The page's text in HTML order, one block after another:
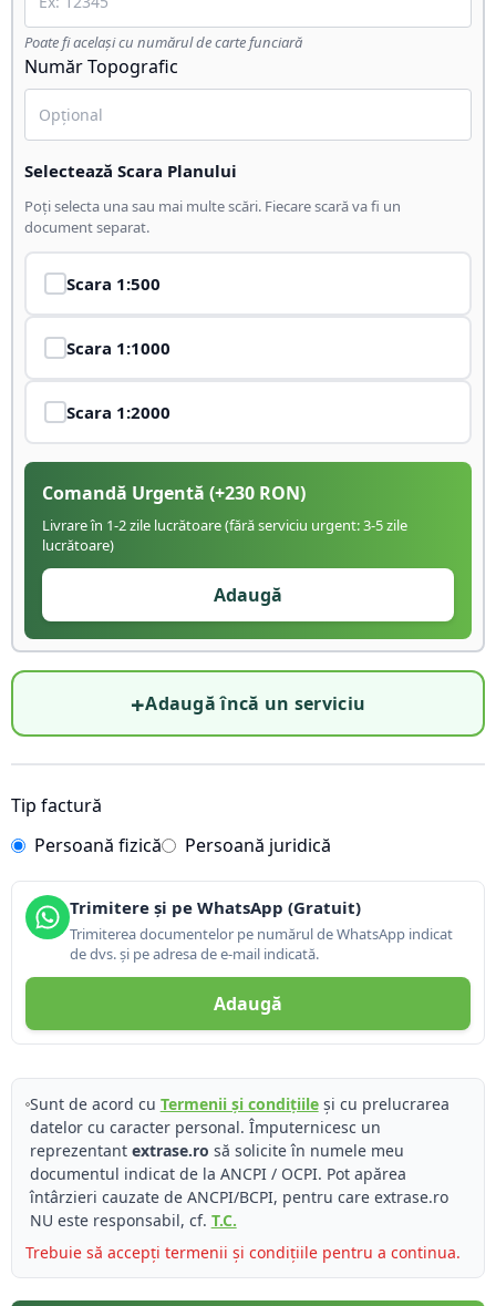
Poate fi același cu numărul de carte funciară
Număr Topografic
Selectează Scara Planului
Poți selecta una sau mai multe scări. Fiecare scară va fi un
document separat.
Scara 1:500
Scara 1:1000
Scara 1:2000
Comandă Urgentă (+230 RON)
Livrare în 1-2 zile lucrătoare (fără serviciu urgent: 3-5 zile
lucrătoare)
Adaugă
+Adaugă încă un serviciu
Tip factură
Persoană fizică
Persoană juridică
Trimitere și pe WhatsApp (Gratuit)
Trimiterea documentelor pe numărul de WhatsApp indicat
de dvs. și pe adresa de e-mail indicată.
Adaugă
Sunt de acord cu Termenii și condițiileși cu prelucrarea
datelor cu caracter personal. Împuternicesc un
reprezentant extrase.ro să solicite în numele meu
documentul indicat de la ANCPI / OCPI. Pot apărea
întârzieri cauzate de ANCPI/BCPI, pentru care extrase.ro
NU este responsabil, cf. T.C.
Trebuie să accepți termenii și condițiile pentru a continua.